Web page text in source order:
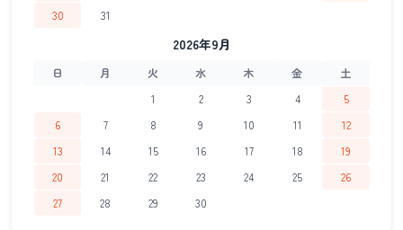
30
31
2026年9月
日 月 火 水 木 金
土
1
2 3 4
5
6
7 8 9 10 11
12
13
14 15 16 17 18
19
20
21 22 23 24 25
26
27
28 29 30